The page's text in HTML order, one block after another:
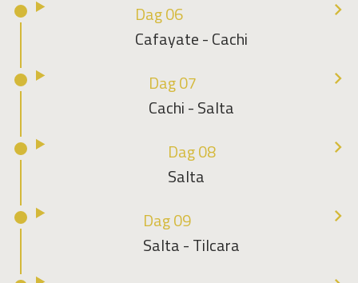
Dag 06
Cafayate - Cachi
Dag 07
Cachi - Salta
Dag 08
Salta
Dag 09
Salta - Tilcara